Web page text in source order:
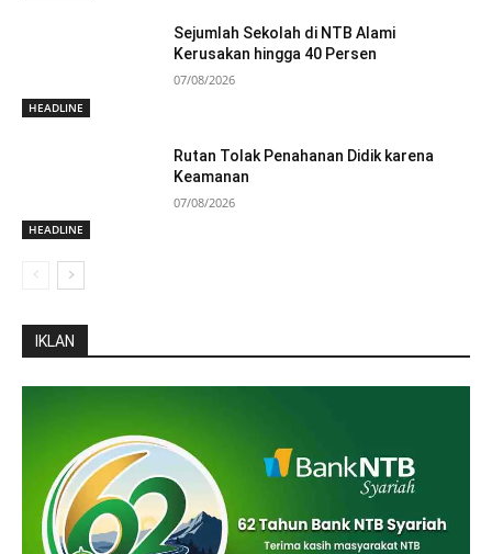
HEADLINE
Sejumlah Sekolah di NTB Alami
Kerusakan hingga 40 Persen
07/08/2026
HEADLINE
Rutan Tolak Penahanan Didik karena
Keamanan
07/08/2026
IKLAN